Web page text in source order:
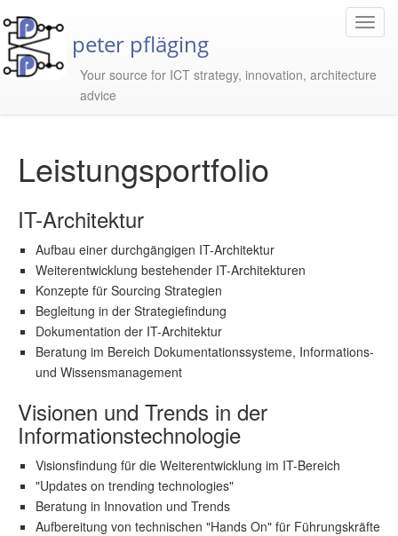
peter pfläging
Your source for ICT strategy, innovation, architecture
advice
Leistungsportfolio
IT-Architektur
Aufbau einer durchgängigen IT-Architektur
Weiterentwicklung bestehender IT-Architekturen
Konzepte für Sourcing Strategien
Begleitung in der Strategiefindung
Dokumentation der IT-Architektur
Beratung im Bereich Dokumentationssysteme, Informations-
und Wissensmanagement
Visionen und Trends in der
Informationstechnologie
Visionsfindung für die Weiterentwicklung im IT-Bereich
"Updates on trending technologies"
Beratung in Innovation und Trends
Aufbereitung von technischen "Hands On" für Führungskräfte